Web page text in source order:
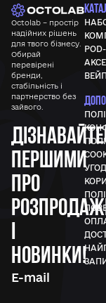
Octolab – простір
надійних рішень
для твого бізнесу.
Обирай
перевірені
бренди,
стабільність і
партнерство без
зайвого.
першими
про
і
новинки!